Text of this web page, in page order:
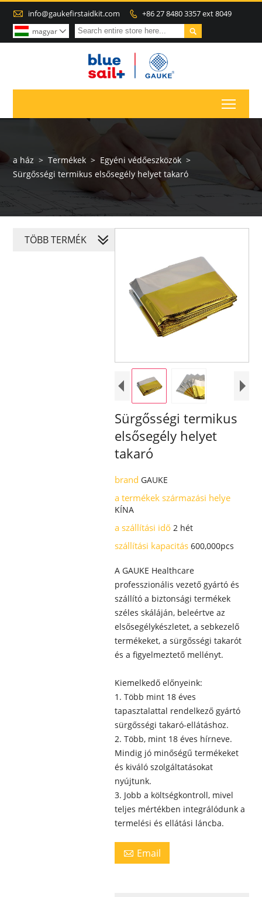
 info@gaukefirstaidkit.com  +86 27 8480 3357 ext 8049

magyar 
a ház > Termékek > Egyéni védőeszközök >
Sürgősségi termikus elsősegély helyet takaró
Sürgősségi termikus
elsősegély helyet
takaró
brand GAUKE
a termékek származási helye
KÍNA
a szállítási idő 2 hét
szállítási kapacitás 600,000pcs
A GAUKE Healthcare
professzionális vezető gyártó és
szállító a biztonsági termékek
széles skáláján, beleértve az
elsősegélykészletet, a sebkezelő
termékeket, a sürgősségi takarót
és a figyelmeztető mellényt.
Kiemelkedő előnyeink:
1. Több mint 18 éves
tapasztalattal rendelkező gyártó
sürgősségi takaró-ellátáshoz.
2. Több, mint 18 éves hírneve.
Mindig jó minőségű termékeket
és kiváló szolgáltatásokat
nyújtunk.
3. Jobb a költségkontroll, mivel
teljes mértékben integrálódunk a
termelési és ellátási láncba.
 Email
TÖBB TERMÉK